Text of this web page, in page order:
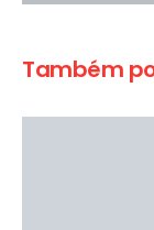
Também